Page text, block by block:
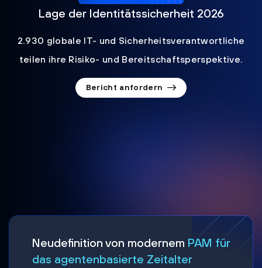
Lage der Identitätssicherheit 2026
2.930 globale IT- und Sicherheitsverantwortliche
teilen ihre Risiko- und Bereitschaftsperspektive.
Bericht anfordern
Neudefinition von modernem PAM für
das agentenbasierte Zeitalter